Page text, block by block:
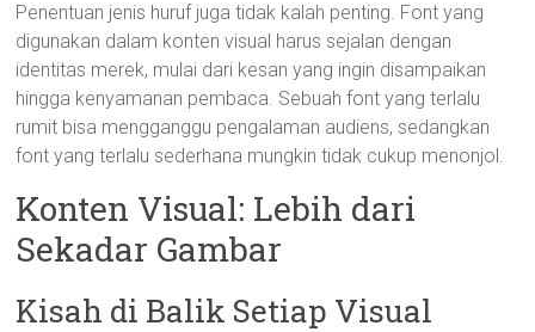
Penentuan jenis huruf juga tidak kalah penting. Font yang
digunakan dalam konten visual harus sejalan dengan
identitas merek, mulai dari kesan yang ingin disampaikan
hingga kenyamanan pembaca. Sebuah font yang terlalu
rumit bisa mengganggu pengalaman audiens, sedangkan
font yang terlalu sederhana mungkin tidak cukup menonjol.
Konten Visual: Lebih dari
Sekadar Gambar
Kisah di Balik Setiap Visual